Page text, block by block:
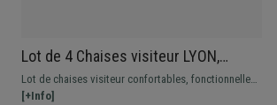
Lot de 4 Chaises visiteur LYON,
Empilables, en Bois, Marron Cerisier
Lot de chaises visiteur confortables, fonctionnelles
et empilables. Design moderne et actuel.
[+Info]